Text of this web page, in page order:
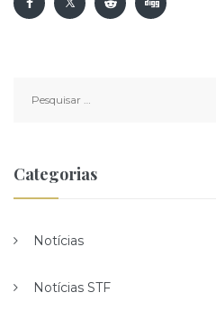
por:
Categorias
Notícias
Notícias STF